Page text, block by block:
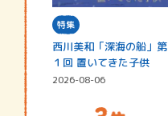
特集
西川美和「深海の船」第
１回 置いてきた子供
2026-08-06